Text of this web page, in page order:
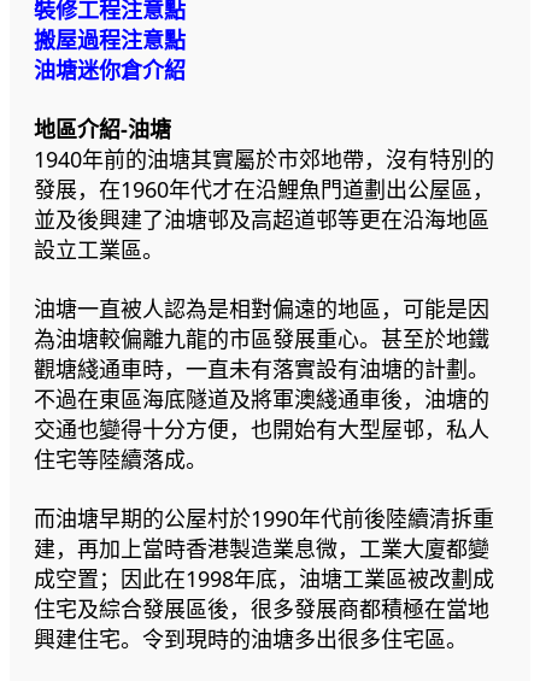
裝修工程注意點
搬屋過程注意點
油塘迷你倉介紹
地區介紹-油塘
1940年前的油塘其實屬於市郊地帶，沒有特別的
發展，在1960年代才在沿鯉魚門道劃出公屋區，
並及後興建了油塘邨及高超道邨等更在沿海地區
設立工業區。
油塘一直被人認為是相對偏遠的地區，可能是因
為油塘較偏離九龍的市區發展重心。甚至於地鐵
觀塘綫通車時，一直未有落實設有油塘的計劃。
不過在東區海底隧道及將軍澳綫通車後，油塘的
交通也變得十分方便，也開始有大型屋邨，私人
住宅等陸續落成。
而油塘早期的公屋村於1990年代前後陸續清拆重
建，再加上當時香港製造業息微，工業大廈都變
成空置；因此在1998年底，油塘工業區被改劃成
住宅及綜合發展區後，很多發展商都積極在當地
興建住宅。令到現時的油塘多出很多住宅區。